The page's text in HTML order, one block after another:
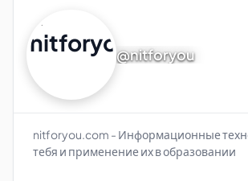
@nitforyou
nitforyou.com - Информационные
тебя и применение их в образовании